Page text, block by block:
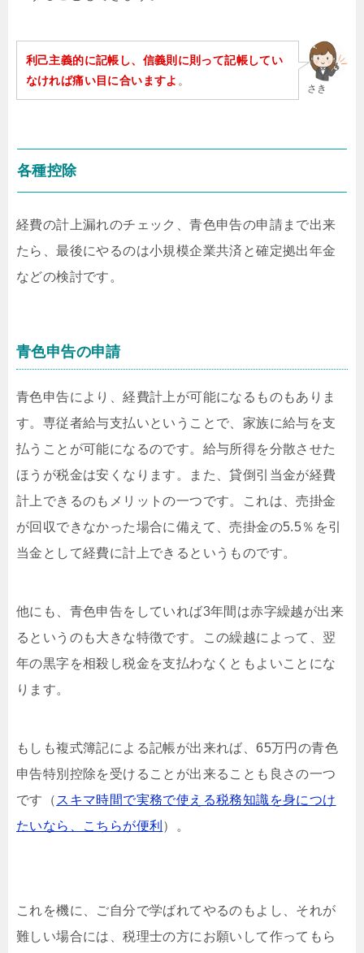
さき
利己主義的に記帳し、信義則に則って記帳してい
なければ痛い目に合いますよ 。
各種控除
経費の計上漏れのチェック、青色申告の申請まで出来
たら、最後にやるのは小規模企業共済と確定拠出年金
などの検討です。
青色申告の申請
青色申告により、経費計上が可能になるものもありま
す。専従者給与支払いということで、家族に給与を支
払うことが可能になるのです。給与所得を分散させた
ほうが税金は安くなります。また、貸倒引当金が経費
計上できるのもメリットの一つです。これは、売掛金
が回収できなかった場合に備えて、売掛金の5.5％を引
当金として経費に計上できるというものです。
他にも、青色申告をしていれば3年間は赤字繰越が出来
るというのも大きな特徴です。この繰越によって、翌
年の黒字を相殺し税金を支払わなくともよいことにな
ります。
もしも複式簿記による記帳が出来れば、65万円の青色
申告特別控除を受けることが出来ることも良さの一つ
です（ スキマ時間で実務で使える税務知識を身につけ
たいなら、こちらが便利 ）。
これを機に、ご自分で学ばれてやるのもよし、それが
難しい場合には、税理士の方にお願いして作ってもら